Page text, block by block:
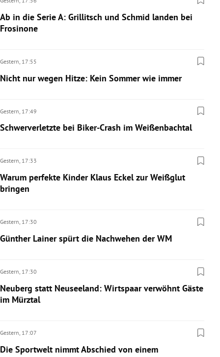
Ab in die Serie A: Grillitsch und Schmid landen bei
Frosinone
Gestern, 17:55
Nicht nur wegen Hitze: Kein Sommer wie immer
Gestern, 17:49
Schwerverletzte bei Biker-Crash im Weißenbachtal
Gestern, 17:33
Warum perfekte Kinder Klaus Eckel zur Weißglut
bringen
Gestern, 17:30
Günther Lainer spürt die Nachwehen der WM
Gestern, 17:30
Neuberg statt Neuseeland: Wirtspaar verwöhnt Gäste
im Mürztal
Gestern, 17:07
Die Sportwelt nimmt Abschied von einem